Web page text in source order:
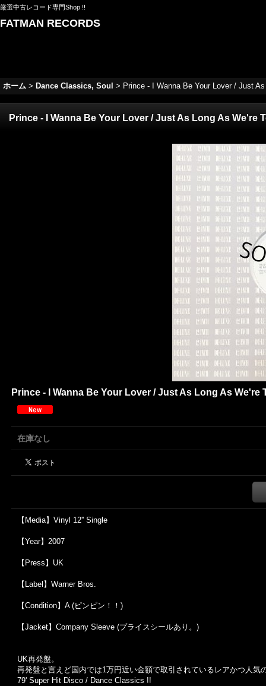
厳選中古レコード専門Shop !!
FATMAN RECORDS
ホーム > Dance Classics, Soul > Prince - I Wanna Be Your Lover / Just
Prince - I Wanna Be Your Lover / Just As Long As We're
Prince - I Wanna Be Your Lover / Just As Long As We're
在庫なし
【Media】Vinyl 12'' Single
【Year】2007
【Press】UK
【Label】Warner Bros.
【Condition】A (ピンピン！！)
【Jacket】Company Sleeve (プライスシールあり。)
UK再発盤。
再発盤と言えど国内では1万円近い金額で取引されているレアかつ人気
79' Super Hit Disco / Dance Classics !!